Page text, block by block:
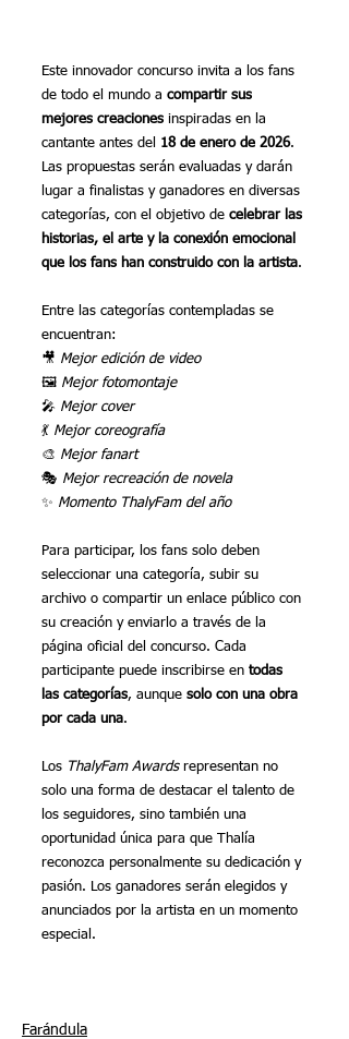
Este innovador concurso invita a los fans
de todo el mundo a compartir sus
mejores creaciones inspiradas en la
cantante antes del 18 de enero de 2026.
Las propuestas serán evaluadas y darán
lugar a finalistas y ganadores en diversas
categorías, con el objetivo de celebrar las
historias, el arte y la conexión emocional
que los fans han construido con la artista.
Entre las categorías contempladas se
encuentran:
🎥 Mejor edición de video
🖼️ Mejor fotomontaje
🎤 Mejor cover
💃 Mejor coreografía
🎨 Mejor fanart
🎭 Mejor recreación de novela
✨ Momento ThalyFam del año
Para participar, los fans solo deben
seleccionar una categoría, subir su
archivo o compartir un enlace público con
su creación y enviarlo a través de la
página oficial del concurso. Cada
participante puede inscribirse en todas
las categorías, aunque solo con una obra
por cada una.
Los ThalyFam Awards representan no
solo una forma de destacar el talento de
los seguidores, sino también una
oportunidad única para que Thalía
reconozca personalmente su dedicación y
pasión. Los ganadores serán elegidos y
anunciados por la artista en un momento
especial.
Farándula